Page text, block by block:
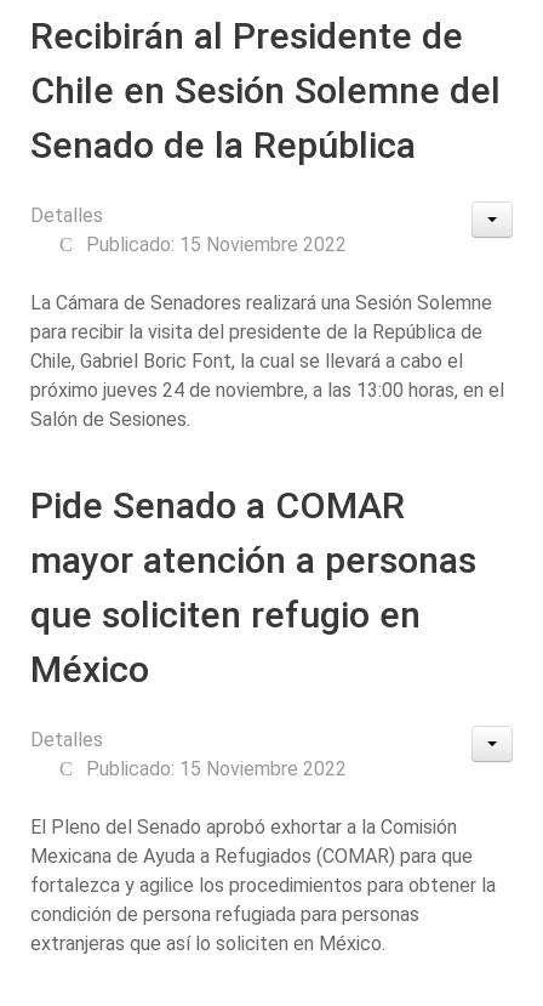
Recibirán al Presidente de
Chile en Sesión Solemne del
Senado de la República
Detalles
Publicado: 15 Noviembre 2022
La Cámara de Senadores realizará una Sesión Solemne
para recibir la visita del presidente de la República de
Chile, Gabriel Boric Font, la cual se llevará a cabo el
próximo jueves 24 de noviembre, a las 13:00 horas, en el
Salón de Sesiones.
Pide Senado a COMAR
mayor atención a personas
que soliciten refugio en
México
Detalles
Publicado: 15 Noviembre 2022
El Pleno del Senado aprobó exhortar a la Comisión
Mexicana de Ayuda a Refugiados (COMAR) para que
fortalezca y agilice los procedimientos para obtener la
condición de persona refugiada para personas
extranjeras que así lo soliciten en México.